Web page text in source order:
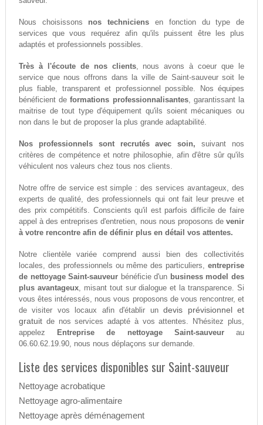
Nous choisissons nos techniciens en fonction du type de
services que vous requérez afin qu'ils puissent être les plus
adaptés et professionnels possibles.
Très à l'écoute de nos clients, nous avons à coeur que le
service que nous offrons dans la ville de Saint-sauveur soit le
plus fiable, transparent et professionnel possible. Nos équipes
bénéficient deformations professionnalisantes, garantissant la
maitrise de tout type d'équipement qu'ils soient mécaniques ou
non dans le but de proposer la plus grande adaptabilité.
Nos professionnels sont recrutés avec soin, suivant nos
critères de compétence et notre philosophie, afin d'être sûr qu'ils
véhiculent nos valeurs chez tous nos clients.
Notre offre de service est simple : des services avantageux, des
experts de qualité, des professionnels qui ont fait leur preuve et
des prix compétitifs. Conscients qu'il est parfois difficile de faire
appel à des entreprises d'entretien, nous nous proposons devenir
à votre rencontre afin de définir plus en détail vos attentes.
Notre clientèle variée comprend aussi bien des collectivités
locales, des professionnels ou même des particuliers,entreprise
de nettoyage Saint-sauveur bénéficie d'un business model des
plus avantageux, misant tout sur dialogue et la transparence. Si
vous êtes intéressés, nous vous proposons de vous rencontrer, et
de visiter vos locaux afin d'établir undevis prévisionnel et
gratuitde nos services adapté à vos attentes. N'hésitez plus,
appelez
Entreprise de nettoyage Saint-sauveurau
06.60.62.19.90, nous nous déplaçons sur demande.
Liste des services disponibles sur Saint-sauveur
Nettoyage acrobatique
Nettoyage agro-alimentaire
Nettoyage après déménagement